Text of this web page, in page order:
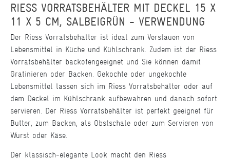
RIESS VORRATSBEHÄLTER MIT DECKEL 15 X
11 X 5 CM, SALBEIGRÜN - VERWENDUNG
Der Riess Vorratsbehälter ist ideal zum Verstauen von
Lebensmittel in Küche und Kühlschrank. Zudem ist der Riess
Vorratsbehälter backofengeeignet und Sie können damit
Gratinieren oder Backen. Gekochte oder ungekochte
Lebensmittel lassen sich im Riess Vorratsbehälter oder auf
dem Deckel im Kühlschrank aufbewahren und danach sofort
servieren. Der Riess Vorratsbehälter ist perfekt geeignet für
Butter, zum Backen, als Obstschale oder zum Servieren von
Wurst oder Käse.
Der klassisch-elegante Look macht den Riess